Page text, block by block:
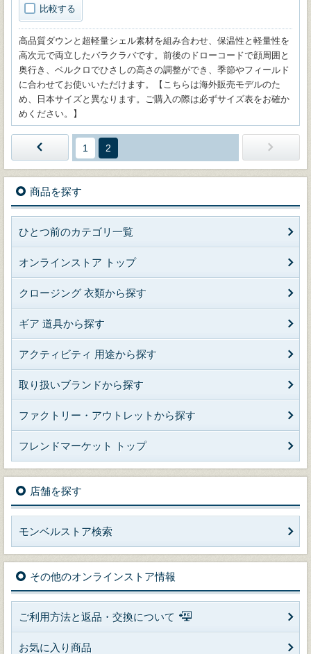
比較する
高品質ダウンと超軽量シェル素材を組み合わせ、保温性と軽量性を
高次元で両立したバラクラバです。前後のドローコードで顔周囲と
奥行き、ベルクロでひさしの高さの調整ができ、季節やフィールド
に合わせてお使いいただけます。【こちらは海外販売モデルのた
め、日本サイズと異なります。ご購入の際は必ずサイズ表をお確か
めください。】
1 2
商品を探す
ひとつ前のカテゴリ一覧
オンラインストア トップ
クロージング 衣類から探す
ギア 道具から探す
アクティビティ 用途から探す
取り扱いブランドから探す
ファクトリー・アウトレットから探す
フレンドマーケット トップ
店舗を探す
モンベルストア検索
その他のオンラインストア情報
ご利用方法と返品・交換について
お気に入り商品